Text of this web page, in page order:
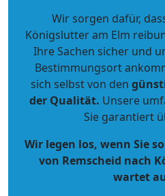
Wir sorgen dafür,
Königslutter am Elm
Ihre Sachen sicher und
Bestimmungsort
sich selbst von den
der Qualität. Unsere
Sie garantiert
Wir legen los, wenn Sie
von Remscheid nach
wartet